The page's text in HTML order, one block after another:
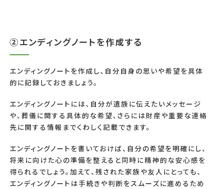
②エンディングノートを作成する
エンディングノートを作成し、自分自身の思いや希望を具体
的に記録しておきましょう。
エンディングノートには、自分が遺族に伝えたいメッセージ
や、葬儀に関する具体的な希望、さらには財産や重要な連絡
先に関する情報までくわしく記載できます。
エンディングノートを書いておけば、自分の希望を明確にし、
将来に向けた心の準備を整えると同時に精神的な安心感を
得られるでしょう。加えて、残された家族や友人にとっても、
エンディングノートは手続きや判断をスムーズに進めるため